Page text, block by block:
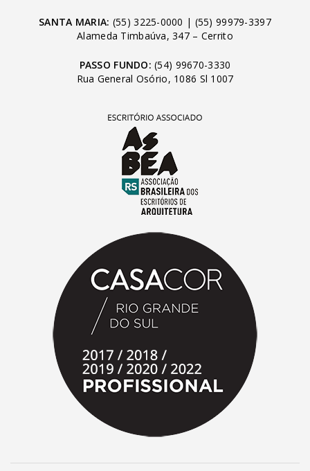
SANTA MARIA: (55) 3225-0000 | (55) 99979-3397
Alameda Timbaúva, 347 – Cerrito
PASSO FUNDO: (54) 99670-3330
Rua General Osório, 1086 Sl 1007